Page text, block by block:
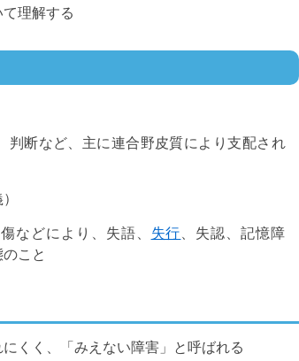
理解する
判断など、主に連合野皮質により支配され
などにより、失語、 失行 、失認、記憶障
こと
くく、「みえない障害」と呼ばれる